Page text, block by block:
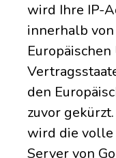
wird Ihre IP-
innerhalb
den
zuvor
wird die volle
Server von